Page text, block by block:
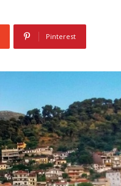
Pinterest